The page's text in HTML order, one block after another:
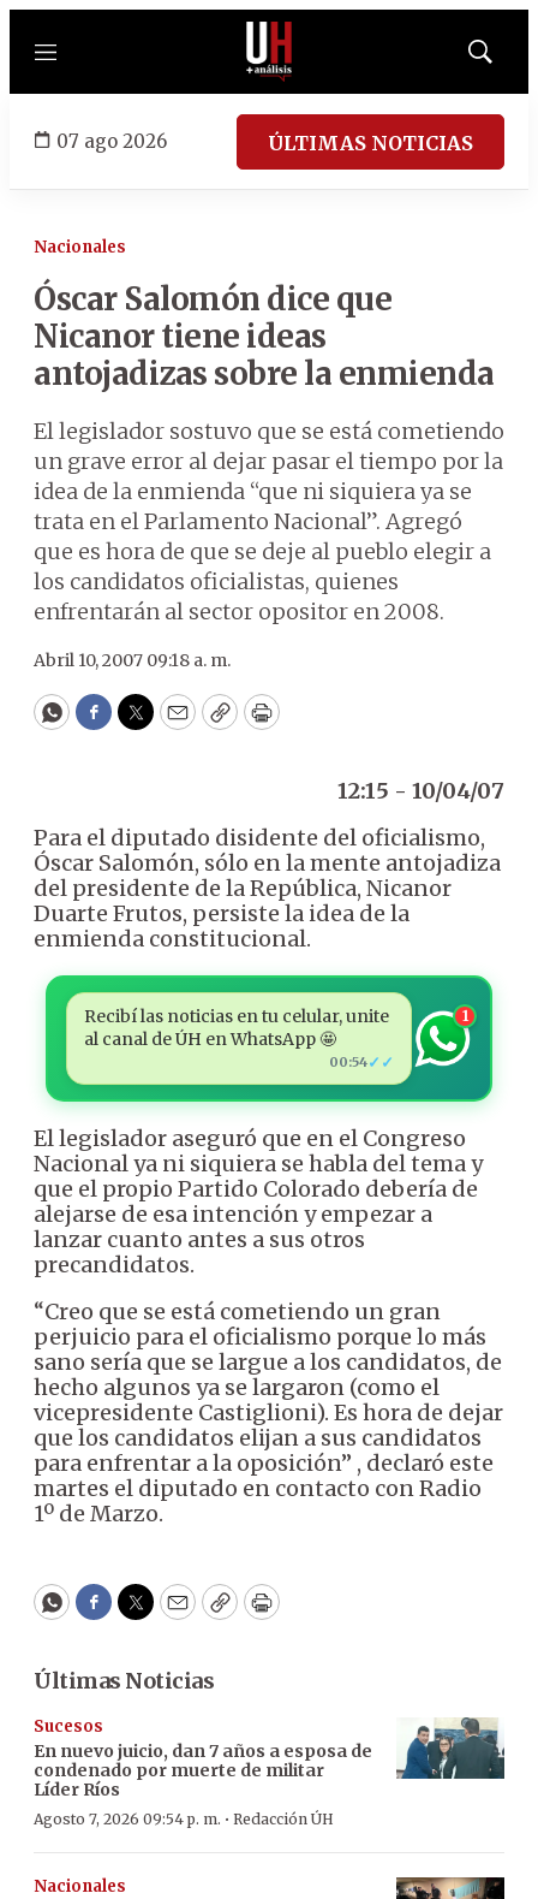
Menú
Mostrar
07 ago 2026 ÚLTIMAS NOTICIAS
Nacionales
Óscar Salomón dice que
Nicanor tiene ideas
antojadizas sobre la enmienda
El legislador sostuvo que se está cometiendo
un grave error al dejar pasar el tiempo por la
idea de la enmienda “que ni siquiera ya se
trata en el Parlamento Nacional”. Agregó
que es hora de que se deje al pueblo elegir a
los candidatos oficialistas, quienes
enfrentarán al sector opositor en 2008.
Abril 10, 2007 09:18 a. m.
WhatsApp
Facebook
Twitter
EmailCopyPrint
12:15 - 10/04/07
Para el diputado disidente del oficialismo,
Óscar Salomón, sólo en la mente antojadiza
del presidente de la República, Nicanor
Duarte Frutos, persiste la idea de la
enmienda constitucional.
Recibí las noticias en tu celular, unite
al canal de ÚH en WhatsApp 🤩
00:54✓✓
1
El legislador aseguró que en el Congreso
Nacional ya ni siquiera se habla del tema y
que el propio Partido Colorado debería de
alejarse de esa intención y empezar a
lanzar cuanto antes a sus otros
precandidatos.
“Creo que se está cometiendo un gran
perjuicio para el oficialismo porque lo más
sano sería que se largue a los candidatos, de
hecho algunos ya se largaron (como el
vicepresidente Castiglioni). Es hora de dejar
que los candidatos elijan a sus candidatos
para enfrentar a la oposición” , declaró este
martes el diputado en contacto con Radio
1º de Marzo.
WhatsApp
Facebook
Twitter
EmailCopyPrint
Últimas Noticias
Sucesos
En nuevo juicio, dan 7 años a esposa de
condenado por muerte de militar
Líder Ríos
Agosto 7, 2026 09:54 p. m. · Redacción ÚH
Nacionales